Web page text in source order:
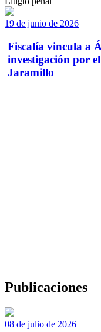
19 de junio de 2026
Fiscalía vincula a
investigación por
Jaramillo
Publicaciones
08 de julio de 2026